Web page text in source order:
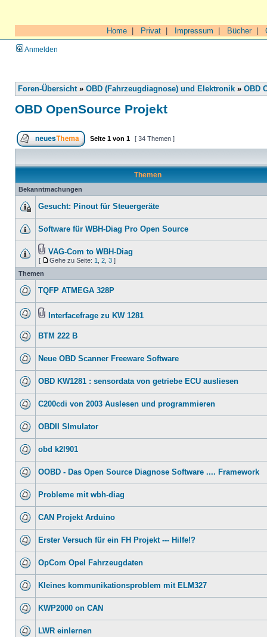
Home Privat Impressum Bücher|
Anmelden
Foren-Übersicht» OBD (Fahrzeugdiagnose) und Elektronik » OBD
OBD OpenSource Projekt
Seite 1 von 1 [ 34 Themen ]
Themen
Bekanntmachungen
Gesucht: Pinout für Steuergeräte
Software für WBH-Diag Pro Open Source
VAG-Com to WBH-Diag
[ Gehe zu Seite: 1 2 3 ]
Themen
TQFP ATMEGA 328P
Interfacefrage zu KW 1281
BTM 222 B
Neue OBD Scanner Freeware Software
OBD KW1281 : sensordata von getriebe ECU ausliesen
C200cdi von 2003 Auslesen und programmieren
OBDII SImulator
obd k2l901
OOBD - Das Open Source Diagnose Software .... Framework
Probleme mit wbh-diag
CAN Projekt Arduino
Erster Versuch für ein FH Projekt --- Hilfe!?
OpCom Opel Fahrzeugdaten
Kleines kommunikationsproblem mit ELM327
KWP2000 on CAN
LWR einlernen